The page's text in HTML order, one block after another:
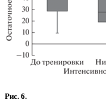
Рис. 6.